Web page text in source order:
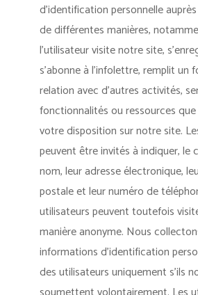
d’identification personnelle
de différentes manières,
l’utilisateur visite notre site,
s’abonne à l’infolettre, remplit un
relation avec d’autres activités,
fonctionnalités ou ressources
votre disposition sur notre site.
peuvent être invités à indiquer, le
nom, leur adresse électronique,
postale et leur numéro de
utilisateurs peuvent toutefois
manière anonyme. Nous
informations d’identification
des utilisateurs uniquement s’ils